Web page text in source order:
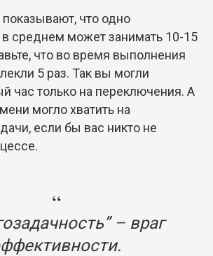
что одно
среднем может занимать 10-15
что во время выполнения
5 раз. Так вы могли
час только на переключения. А
могло хватить на
если бы вас никто не
“
– враг